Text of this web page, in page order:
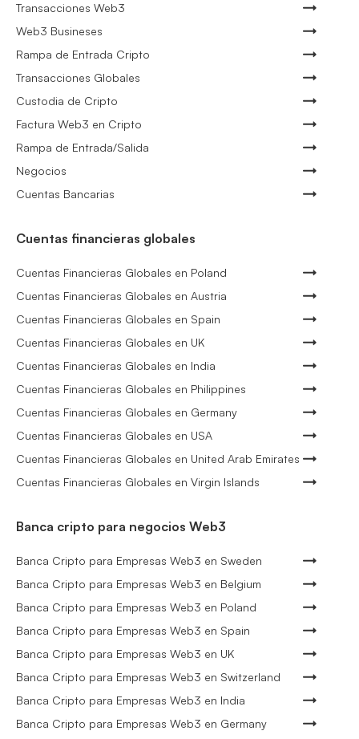
Transacciones Web3
Web3 Busineses
Rampa de Entrada Cripto
Transacciones Globales
Custodia de Cripto
Factura Web3 en Cripto
Rampa de Entrada/Salida
Negocios
Cuentas Bancarias
Cuentas financieras globales
Cuentas Financieras Globales en Poland
Cuentas Financieras Globales en Austria
Cuentas Financieras Globales en Spain
Cuentas Financieras Globales en UK
Cuentas Financieras Globales en India
Cuentas Financieras Globales en Philippines
Cuentas Financieras Globales en Germany
Cuentas Financieras Globales en USA
Cuentas Financieras Globales en United Arab Emirates
Cuentas Financieras Globales en Virgin Islands
Banca cripto para negocios Web3
Banca Cripto para Empresas Web3 en Sweden
Banca Cripto para Empresas Web3 en Belgium
Banca Cripto para Empresas Web3 en Poland
Banca Cripto para Empresas Web3 en Spain
Banca Cripto para Empresas Web3 en UK
Banca Cripto para Empresas Web3 en Switzerland
Banca Cripto para Empresas Web3 en India
Banca Cripto para Empresas Web3 en Germany